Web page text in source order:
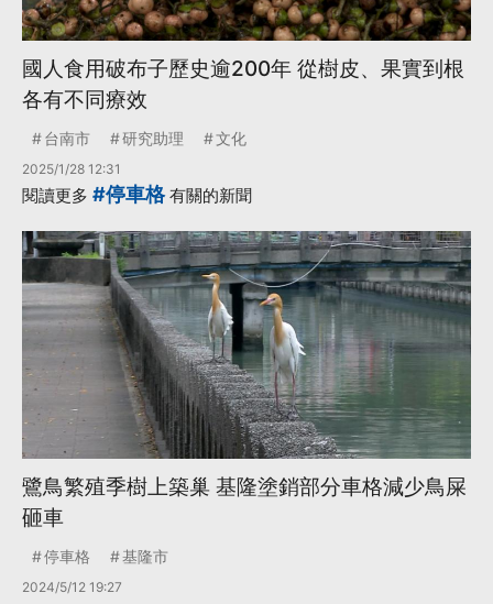
國人食用破布子歷史逾200年 從樹皮、果實到根
各有不同療效
台南市 研究助理 文化
2025/1/28 12:31
閱讀更多 #停車格有關的新聞
鷺鳥繁殖季樹上築巢 基隆塗銷部分車格減少鳥屎
砸車
停車格 基隆市
2024/5/12 19:27